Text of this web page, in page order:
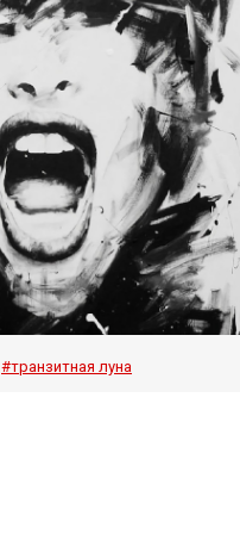
#транзитная луна